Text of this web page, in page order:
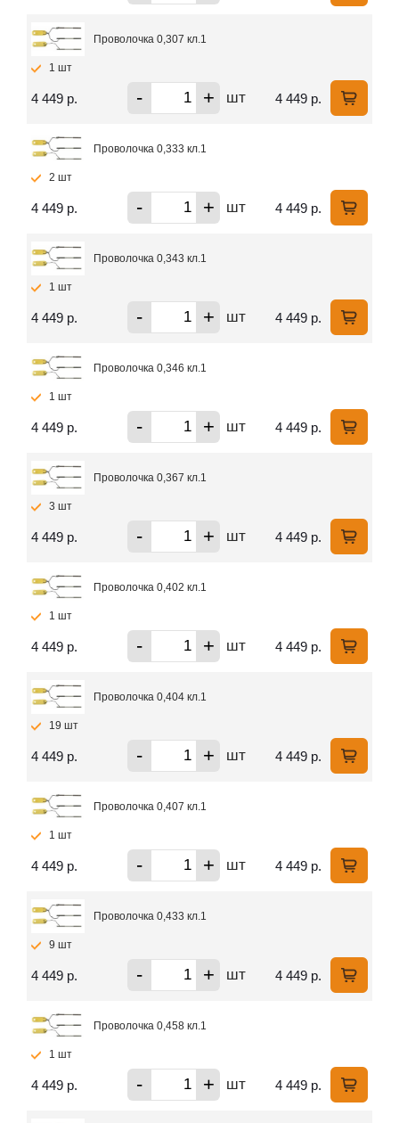
Проволочка 0,307 кл.1
1 шт
4 449 р. - + шт 4 449 р.
Проволочка 0,333 кл.1
2 шт
4 449 р. - + шт 4 449 р.
Проволочка 0,343 кл.1
1 шт
4 449 р. - + шт 4 449 р.
Проволочка 0,346 кл.1
1 шт
4 449 р. - + шт 4 449 р.
Проволочка 0,367 кл.1
3 шт
4 449 р. - + шт 4 449 р.
Проволочка 0,402 кл.1
1 шт
4 449 р. - + шт 4 449 р.
Проволочка 0,404 кл.1
19 шт
4 449 р. - + шт 4 449 р.
Проволочка 0,407 кл.1
1 шт
4 449 р. - + шт 4 449 р.
Проволочка 0,433 кл.1
9 шт
4 449 р. - + шт 4 449 р.
Проволочка 0,458 кл.1
1 шт
4 449 р. - + шт 4 449 р.